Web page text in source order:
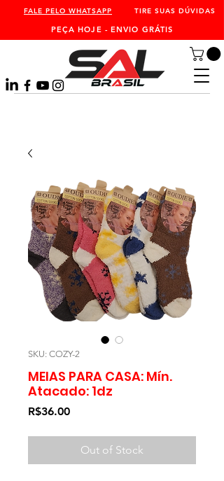
FALE PELO WHATSAPP TIRE SUAS DÚVIDAS
PEÇA HOJE - ENVIO GRÁTIS
SKU: COZY-2
MEIAS PARA CASA: Mín.
Atacado: 1dz
R$36.00Price
Out of Stock